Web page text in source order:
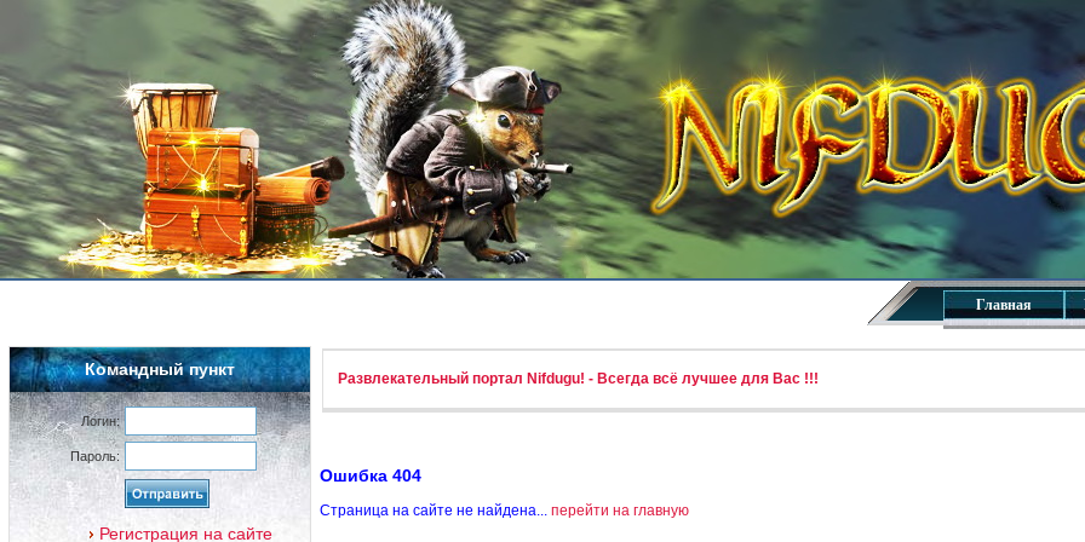
Главная
Командный пункт
Логин:
Пароль:
Регистрация на сайте
Развлекательный портал Nifdugu! - Всегда всё лучшее для Вас !!!
Ошибка 404
Страница на сайте не найдена... перейти на главную